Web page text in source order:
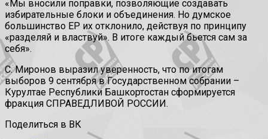
«Мы вносили поправки, позволяющие создавать
избирательные блоки и объединения. Но думское
большинство ЕР их отклонило, действуя по принципу
«разделяй и властвуй». В итоге каждый бьется сам за
себя».
С. Миронов выразил уверенность, что по итогам
выборов 9 сентября в Государственном собрании –
Курултае Республики Башкортостан сформируется
фракция СПРАВЕДЛИВОЙ РОССИИ.
Поделиться в ВК